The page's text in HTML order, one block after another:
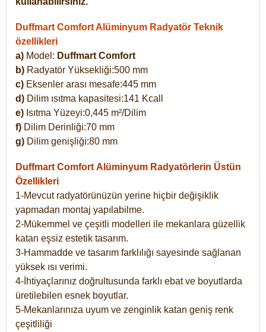
Duffmart Comfort Alüminyum Radyatör Teknik
özellikleri
a) Model: Duffmart Comfort
b) Radyatör Yüksekliği:500 mm
c) Eksenler arası mesafe:445 mm
d) Dilim ısıtma kapasitesi:141 Kcall
e) Isıtma Yüzeyi:0,445 m²/Dilim
f) Dilim Derinliği:70 mm
g) Dilim genişliği:80 mm
Duffmart Comfort Alüminyum Radyatörlerin Üstün
Özellikleri
1-Mevcut radyatörünüzün yerine hiçbir değişiklik
yapmadan montaj yapılabilme.
2-Mükemmel ve çeşitli modelleri ile mekanlara güzellik
katan eşsiz estetik tasarım.
3-Hammadde ve tasarım farklılığı sayesinde sağlanan
yüksek ısı verimi.
4-İhtiyaçlarınız doğrultusunda farklı ebat ve boyutlarda
üretilebilen esnek boyutlar.
5-Mekanlarınıza uyum ve zenginlik katan geniş renk
çeşitliliği